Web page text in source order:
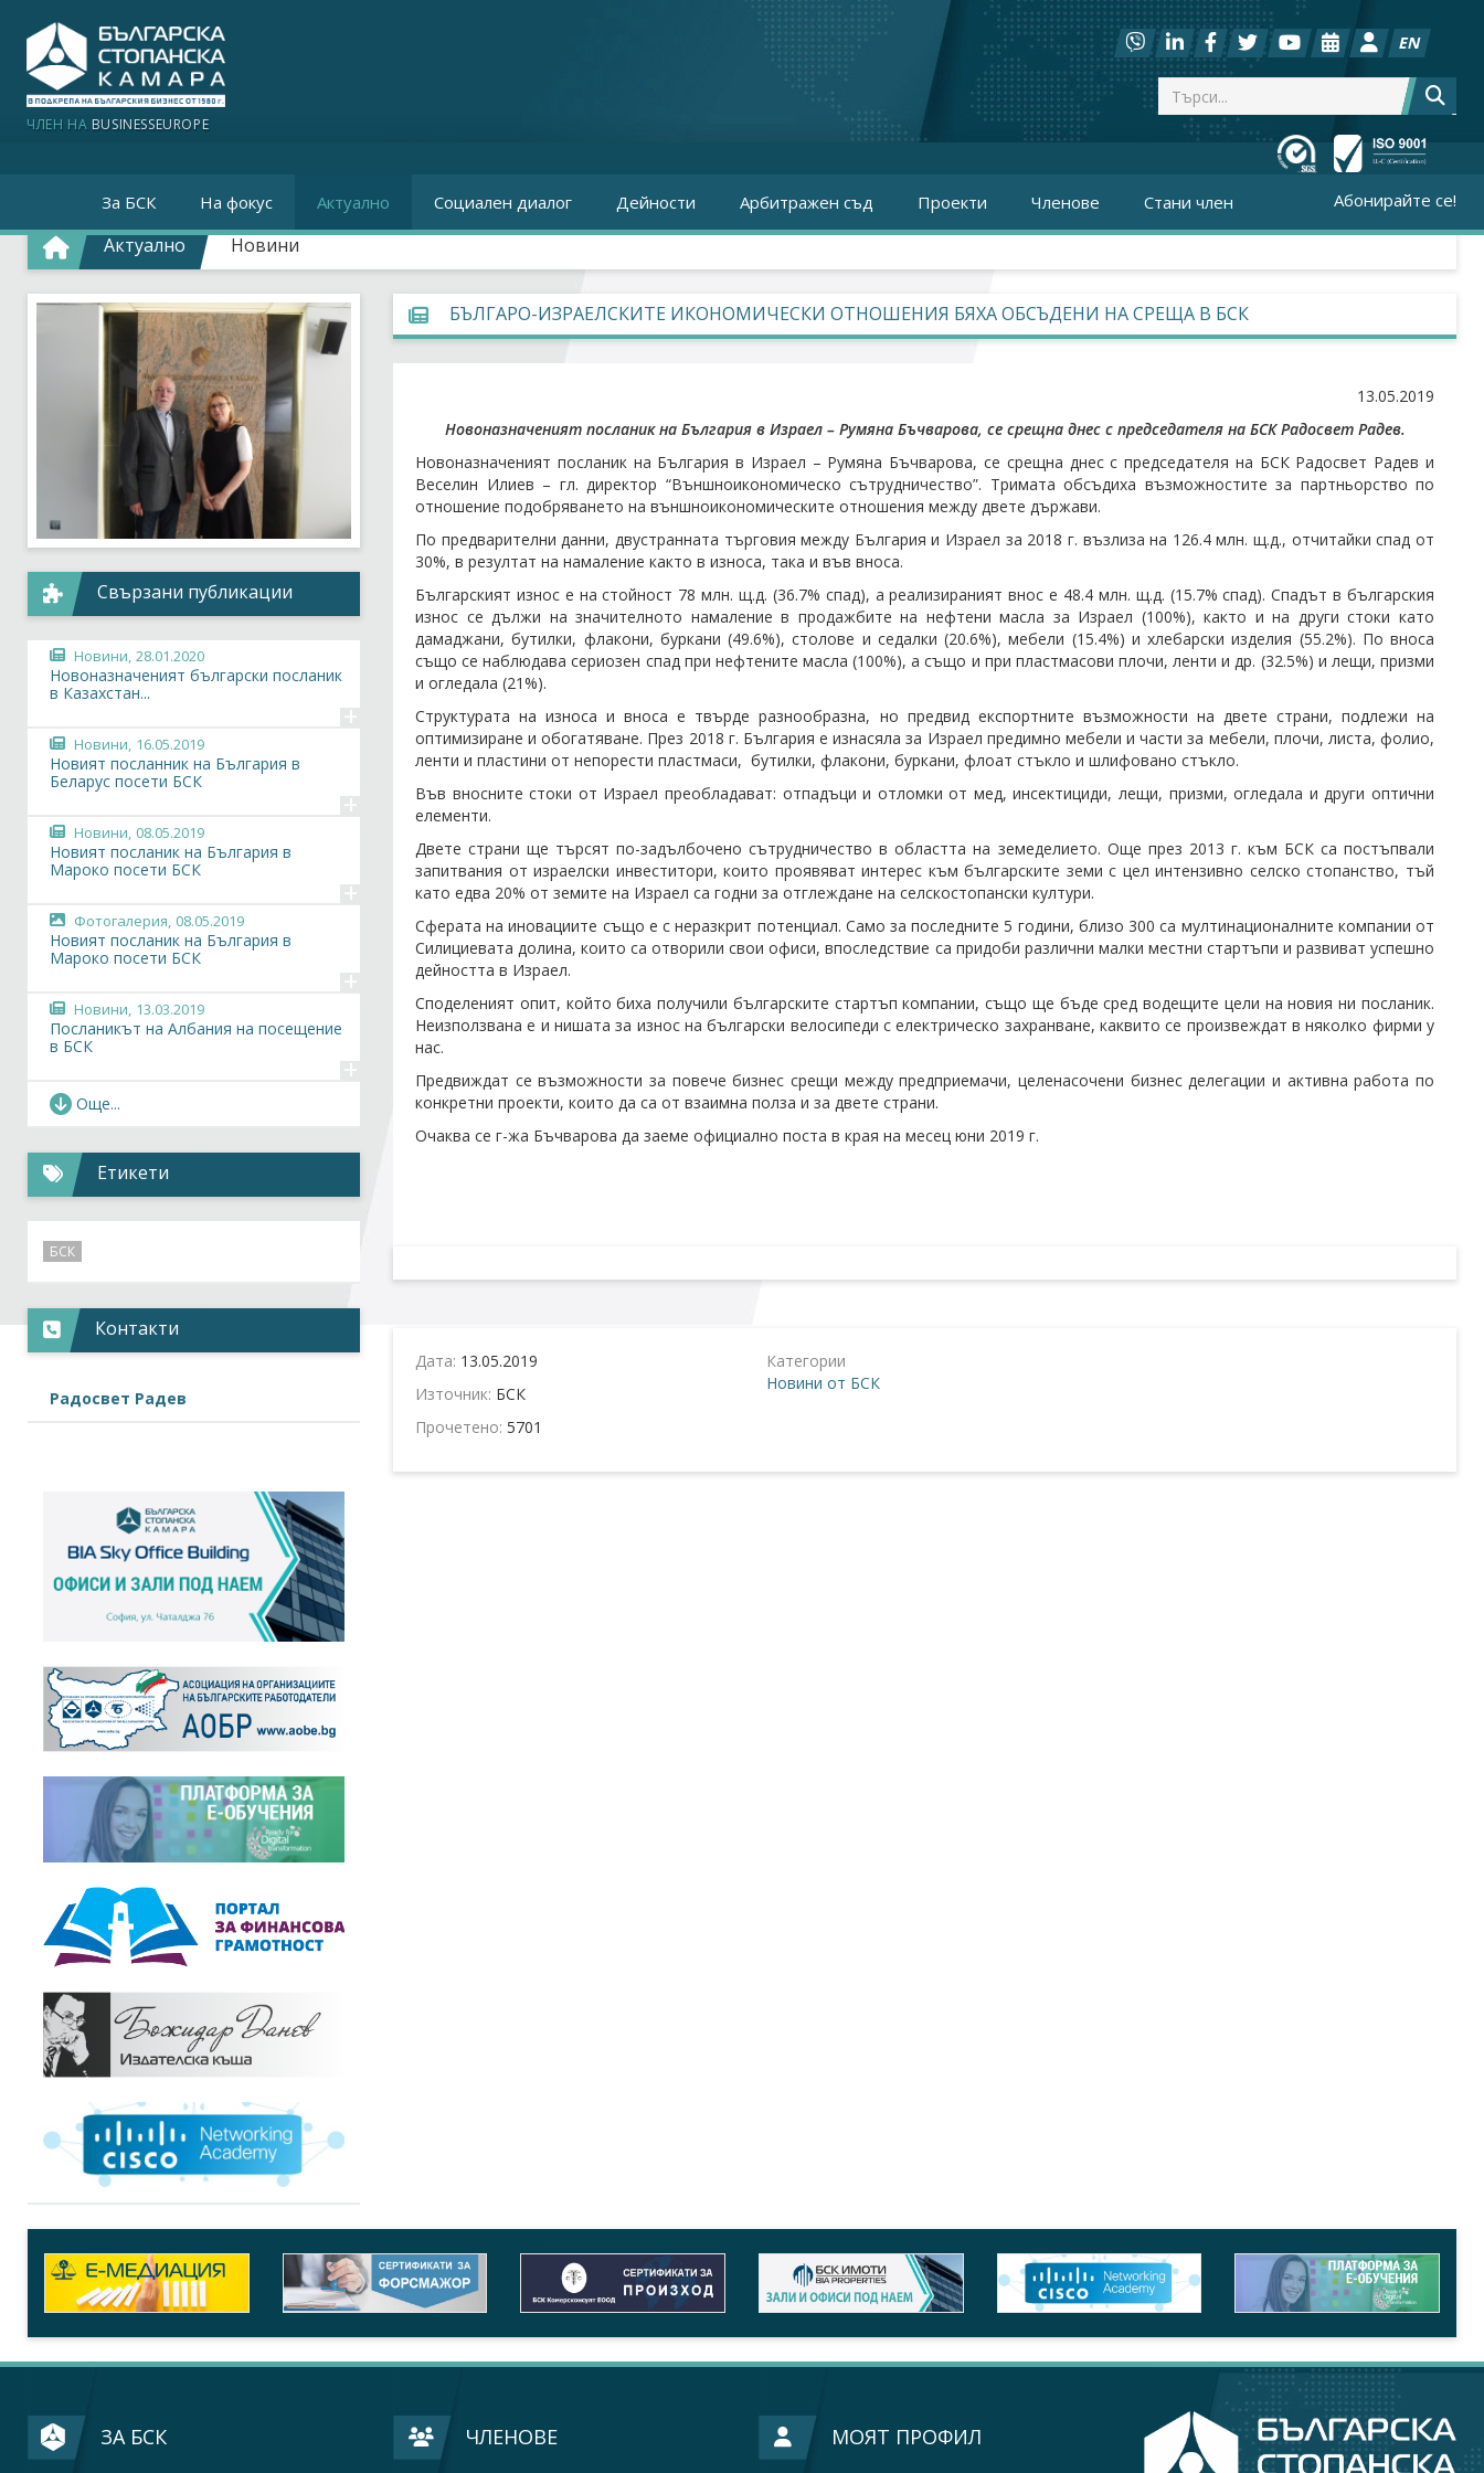
ЧЛЕН НА BUSINESSEUROPE
EN
За БСК На фокус Актуално Социален диалог Дейности Арбитражен съд Проекти Членове Стани член Абонирайте се!
Актуално Новини
БЪЛГАРО-ИЗРАЕЛСКИТЕ ИКОНОМИЧЕСКИ ОТНОШЕНИЯ БЯХА ОБСЪДЕНИ НА СРЕЩА В БСК
13.05.2019
Новоназначеният посланик на България в Израел – Румяна Бъчварова, се срещна днес с председателя на БСК Радосвет Радев.
Новоназначеният посланик на България в Израел – Румяна Бъчварова, се срещна днес с председателя на БСК Радосвет Радев и
Веселин Илиев – гл. директор “Външноикономическо сътрудничество”. Тримата обсъдиха възможностите за партньорство по
отношение подобряването на външноикономическите отношения между двете държави.
По предварителни данни, двустранната търговия между България и Израел за 2018 г. възлиза на 126.4 млн. щ.д., отчитайки спад от
30%, в резултат на намаление както в износа, така и във вноса.
Българският износ е на стойност 78 млн. щ.д. (36.7% спад), а реализираният внос е 48.4 млн. щ.д. (15.7% спад). Спадът в българския
износ се дължи на значителното намаление в продажбите на нефтени масла за Израел (100%), както и на други стоки като
дамаджани, бутилки, флакони, буркани (49.6%), столове и седалки (20.6%), мебели (15.4%) и хлебарски изделия (55.2%). По вноса
също се наблюдава сериозен спад при нефтените масла (100%), а също и при пластмасови плочи, ленти и др. (32.5%) и лещи, призми
и огледала (21%).
Структурата на износа и вноса е твърде разнообразна, но предвид експортните възможности на двете страни, подлежи на
оптимизиране и обогатяване. През 2018 г. България е изнасяла за Израел предимно мебели и части за мебели, плочи, листа, фолио,
ленти и пластини от непорести пластмаси, бутилки, флакони, буркани, флоат стъкло и шлифовано стъкло.
Във вносните стоки от Израел преобладават: отпадъци и отломки от мед, инсектициди, лещи, призми, огледала и други оптични
елементи.
Двете страни ще търсят по-задълбочено сътрудничество в областта на земеделието. Още през 2013 г. към БСК са постъпвали
запитвания от израелски инвеститори, които проявяват интерес към българските земи с цел интензивно селско стопанство, тъй
като едва 20% от земите на Израел са годни за отглеждане на селскостопански култури.
Сферата на иновациите също е с неразкрит потенциал. Само за последните 5 години, близо 300 са мултинационалните компании от
Силициевата долина, които са отворили свои офиси, впоследствие са придоби различни малки местни стартъпи и развиват успешно
дейността в Израел.
Споделеният опит, който биха получили българските стартъп компании, също ще бъде сред водещите цели на новия ни посланик.
Неизползвана е и нишата за износ на български велосипеди с електрическо захранване, каквито се произвеждат в няколко фирми у
нас.
Предвиждат се възможности за повече бизнес срещи между предприемачи, целенасочени бизнес делегации и активна работа по
конкретни проекти, които да са от взаимна полза и за двете страни.
Очаква се г-жа Бъчварова да заеме официално поста в края на месец юни 2019 г.
Дата: 13.05.2019
Източник: БСК
Прочетено: 5701
Категории
Новини от БСК
Свързани публикации
Новини, 28.01.2020
Новоназначеният български посланик
в Казахстан...
+
Новини, 16.05.2019
Новият посланник на България в
Беларус посети БСК
+
Новини, 08.05.2019
Новият посланик на България в
Мароко посети БСК
+
Фотогалерия, 08.05.2019
Новият посланик на България в
Мароко посети БСК
+
Новини, 13.03.2019
Посланикът на Албания на посещение
в БСК
+
Фотогалерия,
Посланикът на Албания на посещение
+
Фотогалерия,
Новият посланик на България в Ливан
посети БСК
посети БСК
на...
Новини, 01.11.2018
Българо-холандските икономически
отношения...
+
Още...
Етикети
БСК
Контакти
Радосвет Радев
ЗА БСК ЧЛЕНОВЕ МОЯТ ПРОФИЛ